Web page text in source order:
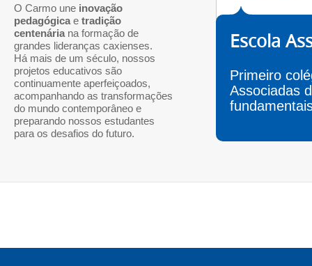
O Carmo une inovação
pedagógica e tradição
centenária na formação de
grandes lideranças caxienses.
Há mais de um século, nossos
projetos educativos são
continuamente aperfeiçoados,
acompanhando as transformações
do mundo contemporâneo e
preparando nossos estudantes
para os desafios do futuro.
Escola
Primeiro
Associadas